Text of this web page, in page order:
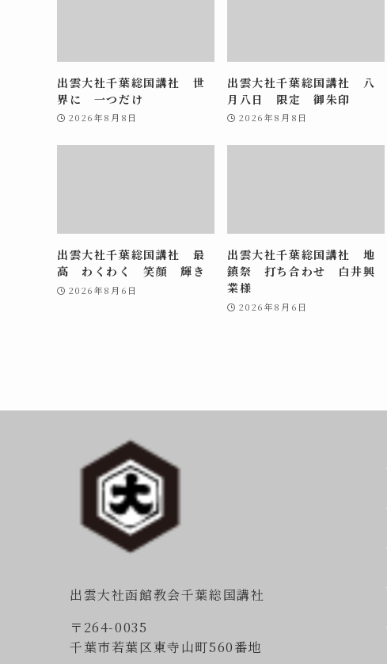
出雲大社千葉総国講社 世
界に 一つだけ
2026年8月8日
出雲大社千葉総国講社 八
月八日 限定 御朱印
2026年8月8日
出雲大社千葉総国講社 最
高 わくわく 笑顔 輝き
2026年8月6日
出雲大社千葉総国講社 地
鎮祭 打ち合わせ 白井興
業様
2026年8月6日
出雲大社函館教会千葉総国講社
〒264-0035
千葉市若葉区東寺山町560番地